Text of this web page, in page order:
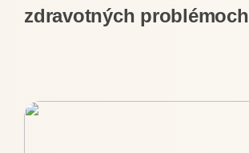
zdravotných problémoch